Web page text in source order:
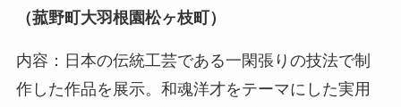
（菰野町大羽根園松ヶ枝町）
内容：日本の伝統工芸である一閑張りの技法で制
作した作品を展示。和魂洋才をテーマにした実用